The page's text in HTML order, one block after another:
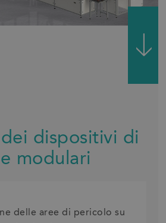
dispositivi di
modulari
delle aree di pericolo su